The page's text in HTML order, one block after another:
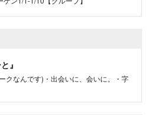
』
クなんです)・出会いに、会いに。・字